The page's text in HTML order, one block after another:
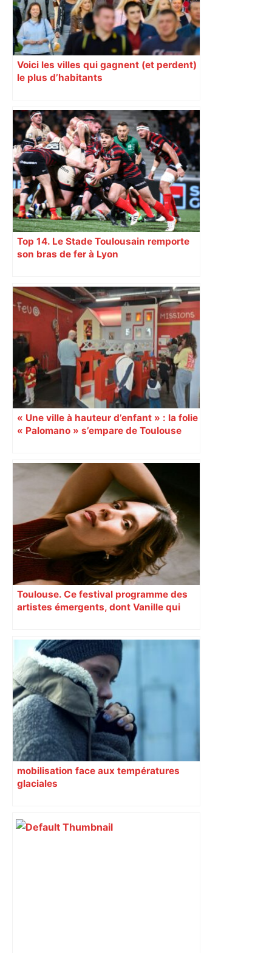
Voici les villes qui gagnent (et perdent)
le plus d’habitants
Top 14. Le Stade Toulousain remporte
son bras de fer à Lyon
« Une ville à hauteur d’enfant » : la folie
« Palomano » s’empare de Toulouse
Toulouse. Ce festival programme des
artistes émergents, dont Vanille qui
mobilisation face aux températures
glaciales